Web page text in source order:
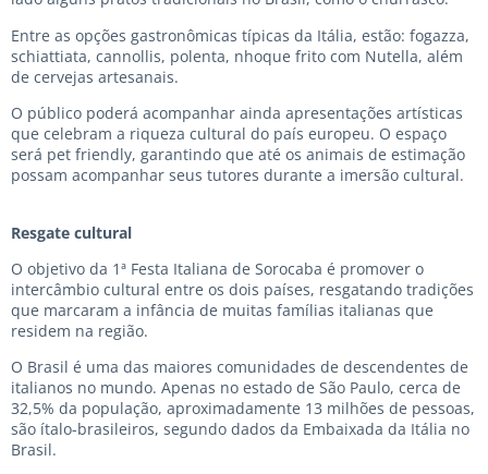
Entre as opções gastronômicas típicas da Itália, estão: fogazza,
schiattiata, cannollis, polenta, nhoque frito com Nutella, além
de cervejas artesanais.
O público poderá acompanhar ainda apresentações artísticas
que celebram a riqueza cultural do país europeu. O espaço
será pet friendly, garantindo que até os animais de estimação
possam acompanhar seus tutores durante a imersão cultural.
Resgate cultural
O objetivo da 1ª Festa Italiana de Sorocaba é promover o
intercâmbio cultural entre os dois países, resgatando tradições
que marcaram a infância de muitas famílias italianas que
residem na região.
O Brasil é uma das maiores comunidades de descendentes de
italianos no mundo. Apenas no estado de São Paulo, cerca de
32,5% da população, aproximadamente 13 milhões de pessoas,
são ítalo-brasileiros, segundo dados da Embaixada da Itália no
Brasil.